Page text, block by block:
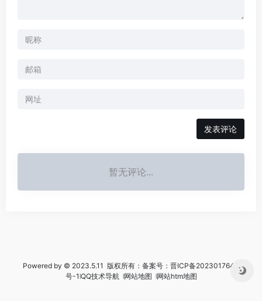
暂无评论...
Powered by © 2023.5.11 版权所有：备案号： 晋ICP备2023017644
号-1꘡QQ技术导航꘡网站地图 ꘡网站htm地图